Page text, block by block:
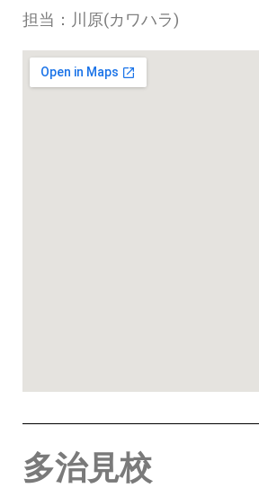
担当：川原(カワハラ)
多治見校